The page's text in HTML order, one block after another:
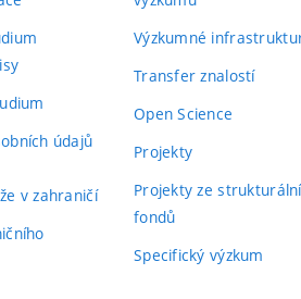
údajů
v zahraničí
Výzkumné
Transfer znalostí
Open Science
Projekty
Projekty ze
fondů
Specifický výzkum